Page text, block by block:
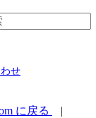
せ
に戻る
|